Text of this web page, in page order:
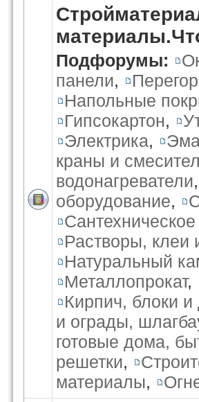
Подфорумы:
панели,
Напольные
Гипсокартон,
Электрика,
краны и
водонагреватели,
оборудование,
Растворы, клеи
Натуральный
Металлопрокат,
Кирпич, блоки и
и ограды,
готовые дома,
решетки,
материалы,